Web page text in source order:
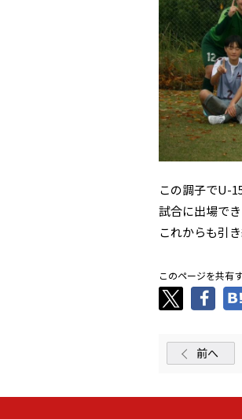
この調子でU-
試合に出場で
これからも引
このページを共有
前へ